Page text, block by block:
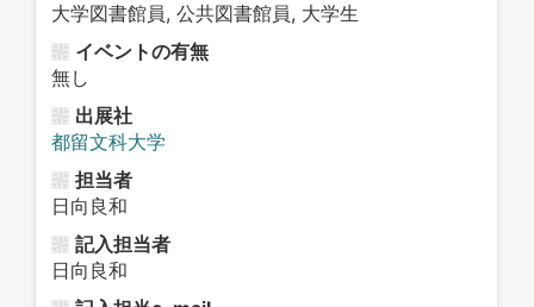
大学図書館員, 公共図書館員, 大学生
イベントの有無
無し
出展社
都留文科大学
担当者
日向良和
記入担当者
日向良和